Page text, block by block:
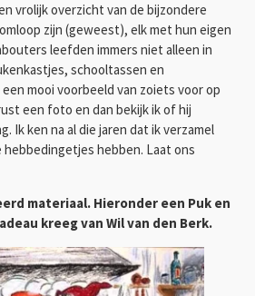
vrolijk overzicht van de bijzondere
zijn (geweest), elk met hun eigen
leefden immers niet alleen in
schooltassen en
mooi voorbeeld van zoiets voor op
een foto en dan bekijk ik of hij
Ik ken na al die jaren dat ik verzamel
hebbedingetjes hebben. Laat ons
materiaal. Hieronder een Puk en
kreeg van Wil van den Berk.